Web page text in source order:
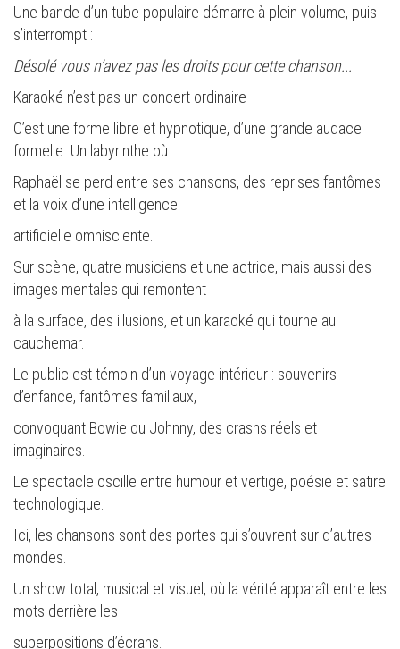
Une bande d’un tube populaire démarre à plein volume, puis
s’interrompt :
Désolé vous n’avez pas les droits pour cette chanson...
Karaoké n’est pas un concert ordinaire
C’est une forme libre et hypnotique, d’une grande audace
formelle. Un labyrinthe où
Raphaël se perd entre ses chansons, des reprises fantômes
et la voix d’une intelligence
artificielle omnisciente.
Sur scène, quatre musiciens et une actrice, mais aussi des
images mentales qui remontent
à la surface, des illusions, et un karaoké qui tourne au
cauchemar.
Le public est témoin d’un voyage intérieur : souvenirs
d’enfance, fantômes familiaux,
convoquant Bowie ou Johnny, des crashs réels et
imaginaires.
Le spectacle oscille entre humour et vertige, poésie et satire
technologique.
Ici, les chansons sont des portes qui s’ouvrent sur d’autres
mondes.
Un show total, musical et visuel, où la vérité apparaît entre les
mots derrière les
superpositions d’écrans.